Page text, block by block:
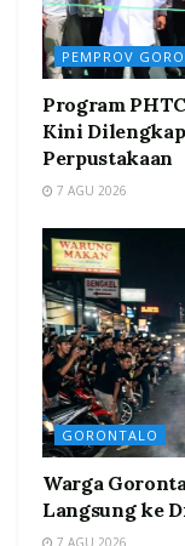
PEMPROV
Program
Kini
Perpustakaan
7 AGU 2026
GORONTALO
Warga
Langsung ke
7 AGU 2026